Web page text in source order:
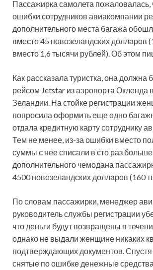
Пассажирка самолета пожаловалась,
ошибки сотрудников авиакомпании
дополнительного места багажа
вместо 45 новозеландских долларов
вместо 1,6 тысячи рублей). Об этом
Как рассказала туристка, она должна
рейсом Jetstar из аэропорта Окленда
Зеландии. На стойке регистрации
попросила оформить еще одно
отдала кредитную карту сотруднику
Тем не менее, из-за ошибки вместо
суммы с нее списали в сто раз
дополнительного чемодана
4500 новозеландских долларов (160
По словам пассажирки, менеджер
руководитель службы регистрации
что деньги будут возвращены в
однако не выдали женщине никаких
подтверждающих документов.
снятые по ошибке денежные